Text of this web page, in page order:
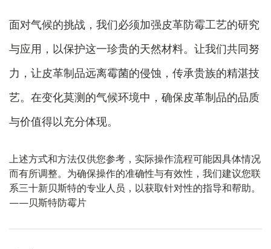
面对气候的挑战，我们必须加强皮革防霉工艺的研究
与应用，以保护这一珍贵的天然材料。让我们共同努
力，让皮革制品远离霉菌的侵蚀，传承贵族的精湛技
艺。在变化莫测的气候环境中，确保皮革制品的品质
与价值得以充分体现。
上述方式和方法仅供您参考，实际操作流程可能因具体情况
而有所调整。为确保操作的准确性与有效性，我们建议您联
系三十新贝斯特的专业人员，以获取针对性的指导和帮助。
——贝斯特防霉片